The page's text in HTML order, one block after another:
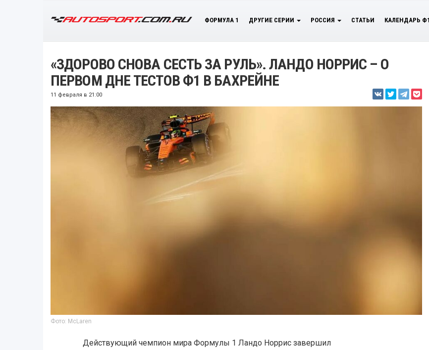
ФОРМУЛА 1 ДРУГИЕ СЕРИИ РОССИЯ СТАТЬИ КАЛЕНДАРЬ Ф1
«ЗДОРОВО СНОВА СЕСТЬ ЗА РУЛЬ». ЛАНДО НОРРИС – О
ПЕРВОМ ДНЕ ТЕСТОВ Ф1 В БАХРЕЙНЕ
11 февраля в 21:00
Фото: McLaren
Действующий чемпион мира Формулы 1 Ландо Норрис завершил